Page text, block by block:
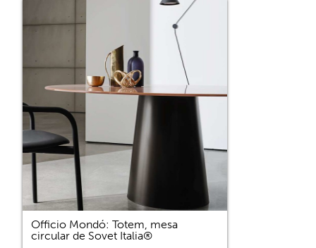
Officio Mondó: Totem, mesa
circular de Sovet Italia®